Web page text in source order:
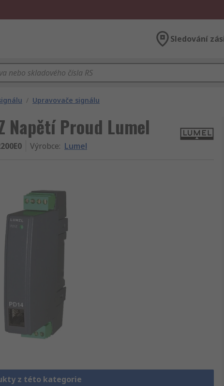
Sledování
/ Upravovače signálu
Napětí Proud Lumel
Výrobce: Lumel
z této kategorie